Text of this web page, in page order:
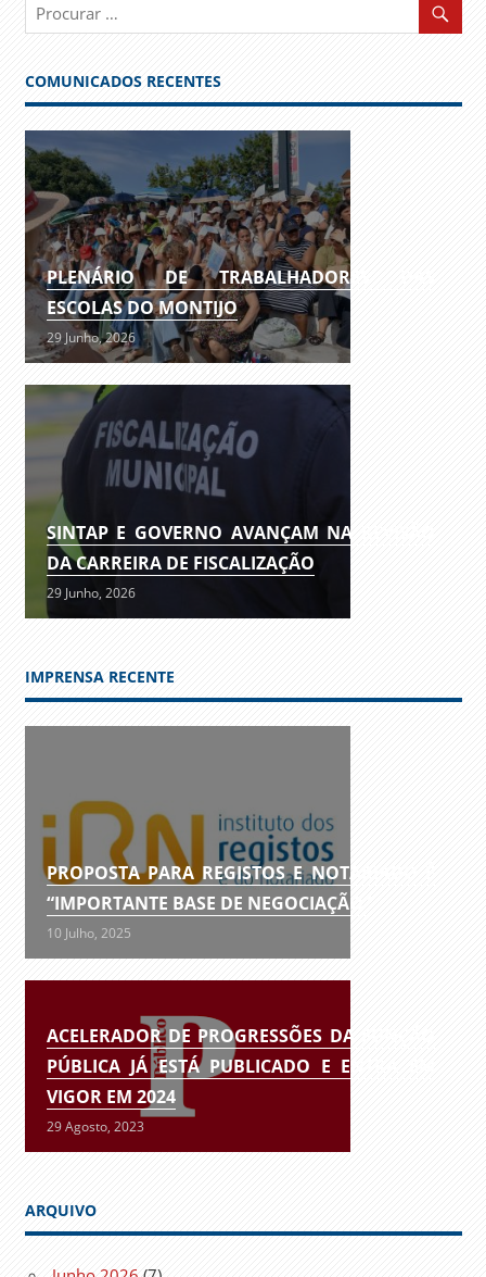
COMUNICADOS RECENTES
PLENÁRIO DE TRABALHADORES DAS
ESCOLAS DO MONTIJO
29 Junho, 2026
SINTAP E GOVERNO AVANÇAM NA REVISÃO
DA CARREIRA DE FISCALIZAÇÃO
29 Junho, 2026
IMPRENSA RECENTE
PROPOSTA PARA REGISTOS E NOTARIADO É
“IMPORTANTE BASE DE NEGOCIAÇÃO”
10 Julho, 2025
ACELERADOR DE PROGRESSÕES DA FUNÇÃO
PÚBLICA JÁ ESTÁ PUBLICADO E ENTRA EM
VIGOR EM 2024
29 Agosto, 2023
ARQUIVO